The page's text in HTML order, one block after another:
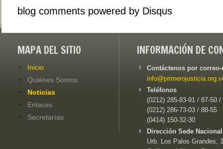
blog comments powered by Disqus
MAPA DEL SITIO
Inicio
Quiénes Somos
Noticias
Enlaces
Secretarías
INFORMACIÓN DE
Contáctenos por
Teléfonos
(0212) 285-83-91 / 87-50 /
(0212) 286-73-03 / 88-55
(0414) 150-32-30
Dirección Sede
Urb. Los Palos Grandes,